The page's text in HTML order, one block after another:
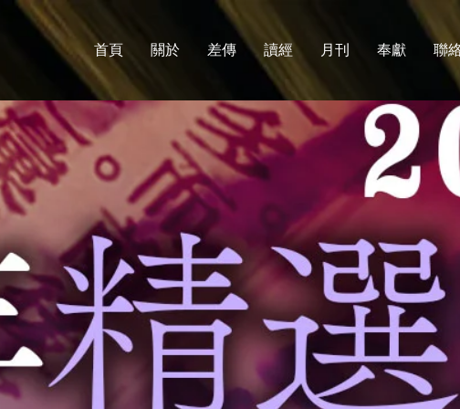
首頁 關於 差傳 讀經 月刊 奉獻 聯